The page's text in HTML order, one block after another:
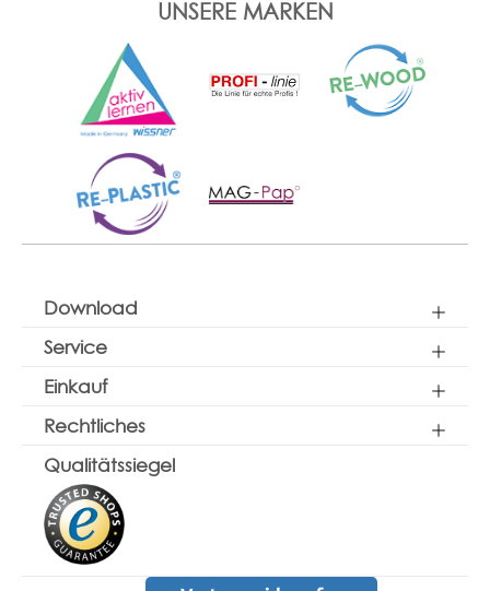
UNSERE MARKEN
Download
Service
Einkauf
Rechtliches
Qualitätssiegel